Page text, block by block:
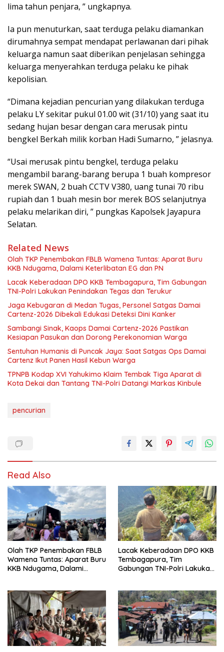
lima tahun penjara, ” ungkapnya.
Ia pun menuturkan, saat terduga pelaku diamankan
dirumahnya sempat mendapat perlawanan dari pihak
keluarga namun saat diberikan penjelasan sehingga
keluarga menyerahkan terduga pelaku ke pihak
kepolisian.
“Dimana kejadian pencurian yang dilakukan terduga
pelaku LY sekitar pukul 01.00 wit (31/10) yang saat itu
sedang hujan besar dengan cara merusak pintu
bengkel Berkah milik korban Hadi Sumarno, ” jelasnya.
“Usai merusak pintu bengkel, terduga pelaku
mengambil barang-barang berupa 1 buah kompresor
merek SWAN, 2 buah CCTV V380, uang tunai 70 ribu
rupiah dan 1 buah mesin bor merek BOS selanjutnya
pelaku melarikan diri, ” pungkas Kapolsek Jayapura
Selatan.
Related News
Olah TKP Penembakan FBLB Wamena Tuntas: Aparat Buru
KKB Ndugama, Dalami Keterlibatan EG dan PN
Lacak Keberadaan DPO KKB Tembagapura, Tim Gabungan
TNI-Polri Lakukan Penindakan Tegas dan Terukur
Jaga Kebugaran di Medan Tugas, Personel Satgas Damai
Cartenz-2026 Dibekali Edukasi Deteksi Dini Kanker
Sambangi Sinak, Kaops Damai Cartenz-2026 Pastikan
Kesiapan Pasukan dan Dorong Perekonomian Warga
Sentuhan Humanis di Puncak Jaya: Saat Satgas Ops Damai
Cartenz Ikut Panen Hasil Kebun Warga
TPNPB Kodap XVI Yahukimo Klaim Tembak Tiga Aparat di
Kota Dekai dan Tantang TNI-Polri Datangi Markas Kinbule
pencurian
Read Also
Olah TKP Penembakan FBLB
Wamena Tuntas: Aparat Buru
KKB Ndugama, Dalami
Lacak Keberadaan DPO KKB
Tembagapura, Tim
Gabungan TNI-Polri Lakukan